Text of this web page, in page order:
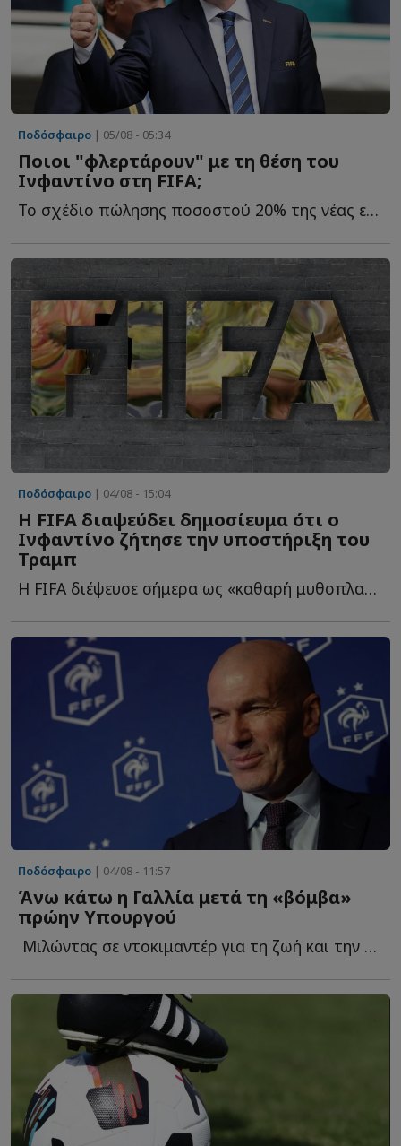
Ποδόσφαιρο | 05/08 - 05:34
Ποιοι "φλερτάρουν" με τη θέση του
Ινφαντίνο στη FIFA;
Το σχέδιο πώλησης ποσοστού 20% της νέας εμπορικής εταιρείας τ...
Ποδόσφαιρο | 04/08 - 15:04
Η FIFA διαψεύδει δημοσίευμα ότι ο
Ινφαντίνο ζήτησε την υποστήριξη του
Τραμπ
Η FIFA διέψευσε σήμερα ως «καθαρή μυθοπλασία» δημοσίευμα ό...
Ποδόσφαιρο | 04/08 - 11:57
Άνω κάτω η Γαλλία μετά τη «βόμβα»
πρώην Υπουργού
Μιλώντας σε ντοκιμαντέρ για τη ζωή και την καριέρα τ...